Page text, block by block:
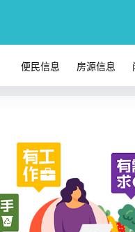
便民信息 房源信息